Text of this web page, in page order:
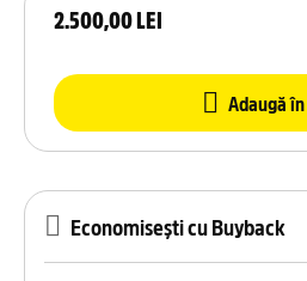
2.500,00 LEI
Adaugă
Economisești cu Buyback